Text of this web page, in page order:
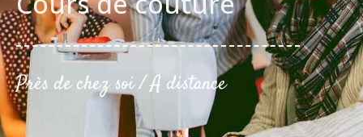
Près de chez soi / A distance